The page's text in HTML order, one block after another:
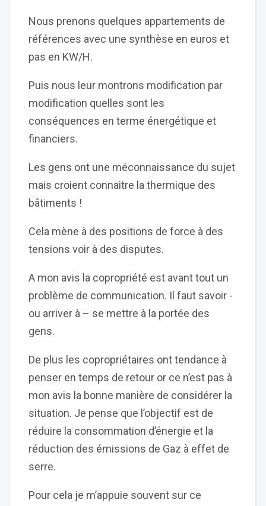
Nous prenons quelques appartements de
références avec une synthèse en euros et
pas en KW/H.
Puis nous leur montrons modification par
modification quelles sont les
conséquences en terme énergétique et
financiers.
Les gens ont une méconnaissance du sujet
mais croient connaitre la thermique des
bâtiments !
Cela mène à des positions de force à des
tensions voir à des disputes.
A mon avis la copropriété est avant tout un
problème de communication. Il faut savoir -
ou arriver à – se mettre à la portée des
gens.
De plus les copropriétaires ont tendance à
penser en temps de retour or ce n’est pas à
mon avis la bonne manière de considérer la
situation. Je pense que l’objectif est de
réduire la consommation d’énergie et la
réduction des émissions de Gaz à effet de
serre.
Pour cela je m’appuie souvent sur ce